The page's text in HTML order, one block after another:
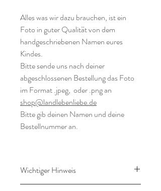
Alles was wir dazu brauchen, ist ein
Foto in guter Qualität von dem
handgeschriebenen Namen eures
Kindes.
Bitte sende uns nach deiner
abgeschlossenen Bestellung das Foto
im Format .jpeg, oder .png an
shop@landlebenliebe.de
Bitte gib deinen Namen und deine
Bestellnummer an.
Wichtiger Hinweis